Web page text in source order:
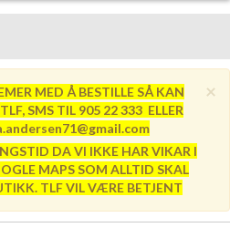
×
MED Å BESTILLE SÅ KAN
SMS TIL 905 22 333 ELLER
DA VI IKKE HAR VIKAR I
MAPS SOM ALLTID SKAL
TLF VIL VÆRE BETJENT